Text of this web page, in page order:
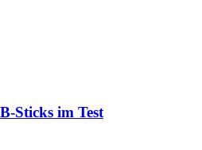
Sticks im Test